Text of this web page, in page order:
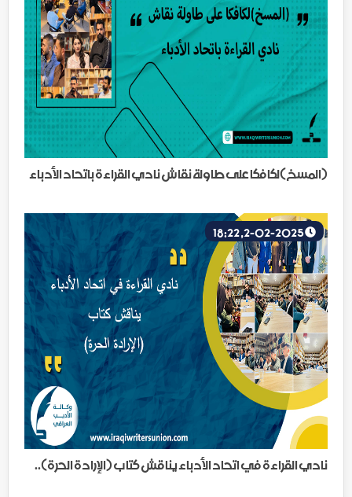
(المسخ)لكافكا على طاولة نقاش نادي القراءة باتحاد الأدباء
نادي القراءة في اتحاد الأدباء يناقش كتاب (الإرادة الحرة)..